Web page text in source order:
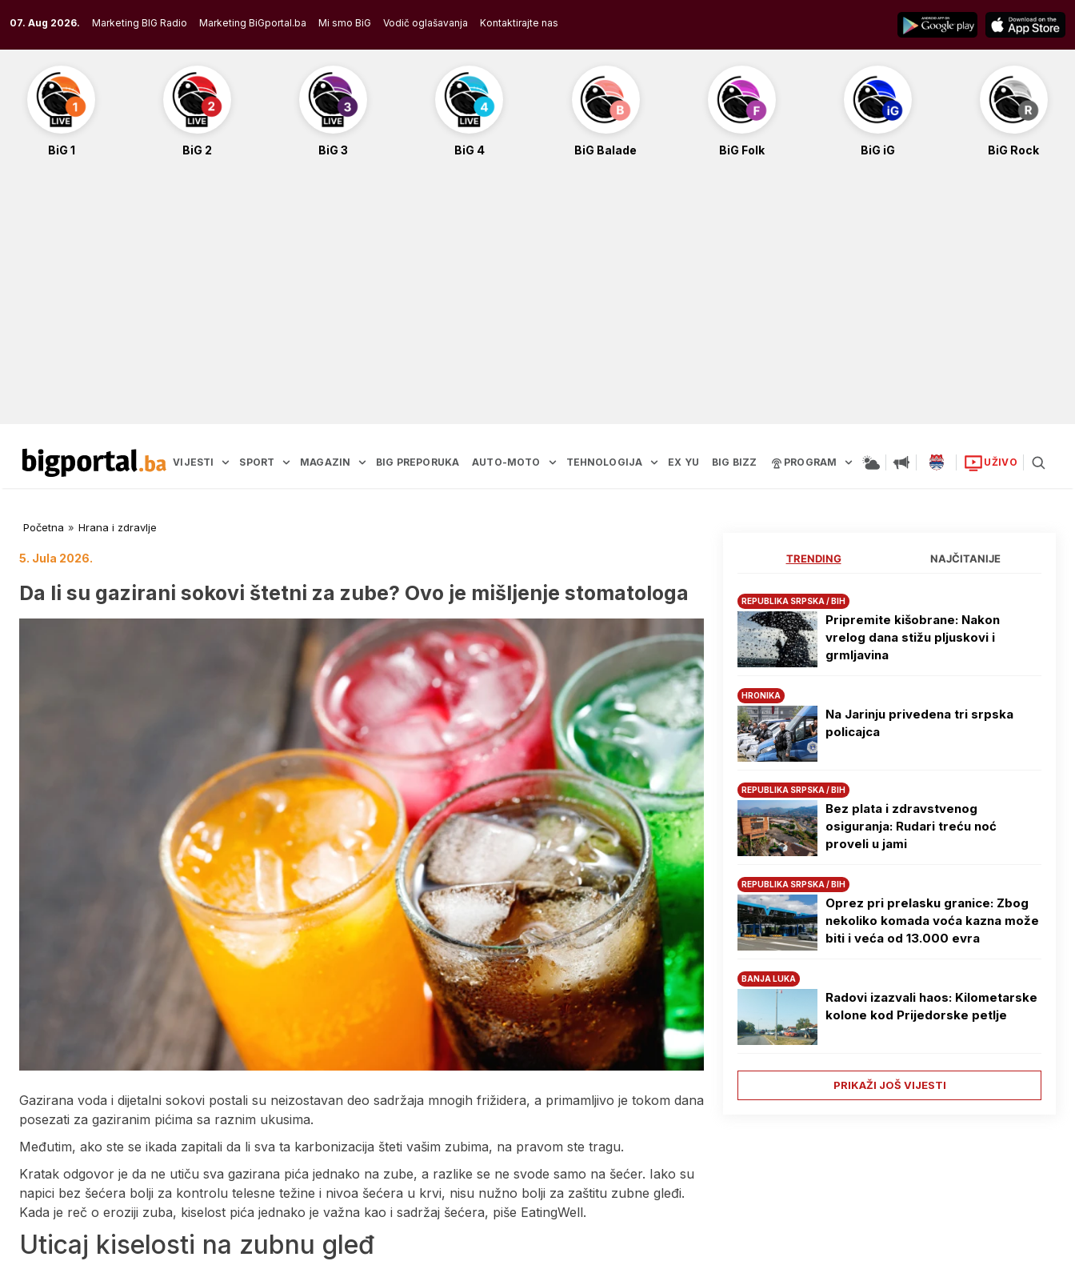
to
content
07. Aug 2026. Marketing BIG Radio Marketing BiGportal.ba Mi smo BiG Vodič oglašavanja Kontaktirajte nas
BiG 1 BiG 2 BiG 3 BiG 4 BiG Balade BiG Folk BiG iG BiG Rock
VIJESTI SPORT MAGAZIN BIG PREPORUKA AUTO-MOTO TEHNOLOGIJA EX YU BIG BIZZ PROGRAM UŽIVO
Početna » Hrana i zdravlje
5. Jula 2026.
Da li su gazirani sokovi štetni za zube? Ovo je mišljenje stomatologa
Gazirana voda i dijetalni sokovi postali su neizostavan deo sadržaja mnogih frižidera, a primamljivo je tokom dana
posezati za gaziranim pićima sa raznim ukusima.
Međutim, ako ste se ikada zapitali da li sva ta karbonizacija šteti vašim zubima, na pravom ste tragu.
Kratak odgovor je da ne utiču sva gazirana pića jednako na zube, a razlike se ne svode samo na šećer. Iako su
napici bez šećera bolji za kontrolu telesne težine i nivoa šećera u krvi, nisu nužno bolji za zaštitu zubne gleđi.
Kada je reč o eroziji zuba, kiselost pića jednako je važna kao i sadržaj šećera, piše EatingWell.
Uticaj kiselosti na zubnu gleđ
TRENDING NAJČITANIJE
REPUBLIKA SRPSKA / BIH
Pripremite kišobrane: Nakon
vrelog dana stižu pljuskovi i
grmljavina
HRONIKA
Na Јarinju privedena tri srpska
policajca
REPUBLIKA SRPSKA / BIH
Bez plata i zdravstvenog
osiguranja: Rudari treću noć
proveli u jami
REPUBLIKA SRPSKA / BIH
Oprez pri prelasku granice: Zbog
nekoliko komada voća kazna može
biti i veća od 13.000 evra
BANJA LUKA
Radovi izazvali haos: Kilometarske
kolone kod Prijedorske petlje
PRIKAŽI JOŠ VIJESTI